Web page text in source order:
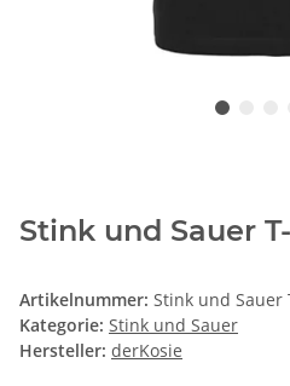
Stink und Sauer
Artikelnummer: Stink und Sauer
Kategorie: Stink und Sauer
Hersteller: derKosie